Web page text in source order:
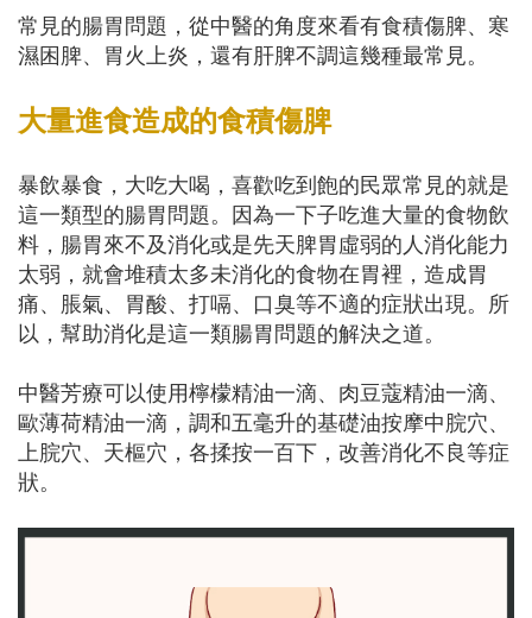
常見的腸胃問題，從中醫的角度來看有食積傷脾、寒
濕困脾、胃火上炎，還有肝脾不調這幾種最常見。
大量進食造成的食積傷脾
暴飲暴食，大吃大喝，喜歡吃到飽的民眾常見的就是
這一類型的腸胃問題。因為一下子吃進大量的食物飲
料，腸胃來不及消化或是先天脾胃虛弱的人消化能力
太弱，就會堆積太多未消化的食物在胃裡，造成胃
痛、脹氣、胃酸、打嗝、口臭等不適的症狀出現。所
以，幫助消化是這一類腸胃問題的解決之道。
中醫芳療可以使用檸檬精油一滴、肉豆蔻精油一滴、
歐薄荷精油一滴，調和五毫升的基礎油按摩中脘穴、
上脘穴、天樞穴，各揉按一百下，改善消化不良等症
狀。